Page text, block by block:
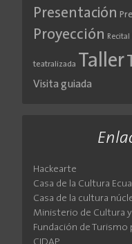
Presentación
Proyección Recital
teatralizada Taller
Visita guiada
Hackearte
Casa de la Cultura
Casa de la cultura
Ministerio de Cultura
Fundación de Turismo